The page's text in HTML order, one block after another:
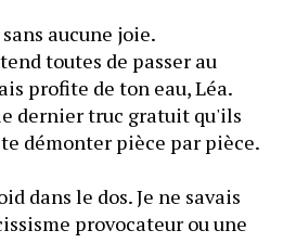
aucune joie.
toutes de passer au
profite de ton eau, Léa.
dernier truc gratuit qu'ils
démonter pièce par pièce.
dans le dos. Je ne savais
provocateur ou une